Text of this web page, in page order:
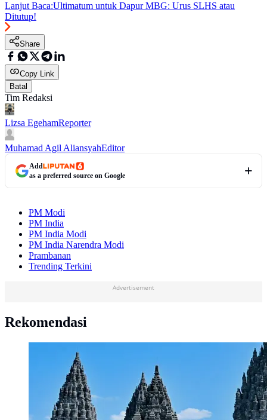
Lanjut Baca:Ultimatum untuk Dapur MBG: Urus SLHS atau
Ditutup!
Share
Copy Link
Batal
Tim Redaksi
Lizsa EgehamReporter
Muhamad Agil AliansyahEditor
Add
as a preferred source on Google
PM Modi
PM India
PM India Modi
PM India Narendra Modi
Prambanan
Trending Terkini
Advertisement
Rekomendasi